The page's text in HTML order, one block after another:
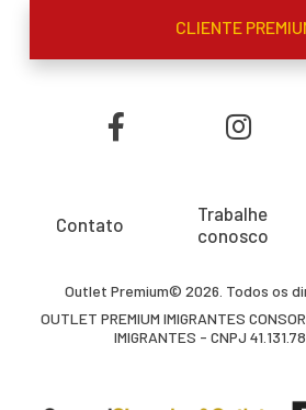
CLIENTE
Contato
Trabalhe
conosco
Outlet Premium© 2026. Todos os
OUTLET PREMIUM IMIGRANTES
IMIGRANTES - CNPJ